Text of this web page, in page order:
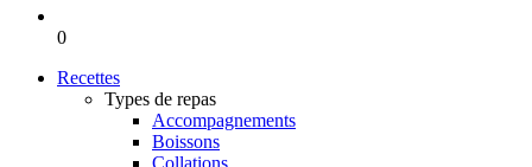
0
Recettes
Types de repas
Accompagnements
Boissons
Collations